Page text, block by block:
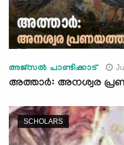
അജ്സല്‍ പാണ്ടിക്കാട്
അത്താർ: അനശ്വര
SCHOLARS